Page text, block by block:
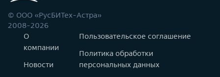
© ООО «РусБИТех-Астра»
2008-2026
О
компании
Новости
Пользовательское соглашение
Политика обработки
персональных данных